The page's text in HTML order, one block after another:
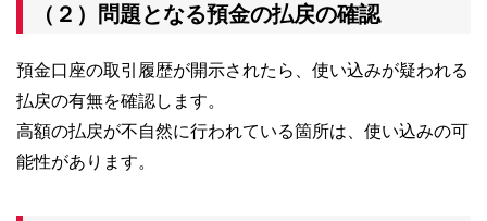
（２）問題となる預金の払戻の確認
預金口座の取引履歴が開示されたら、使い込みが疑われる
払戻の有無を確認します。
高額の払戻が不自然に行われている箇所は、使い込みの可
能性があります。